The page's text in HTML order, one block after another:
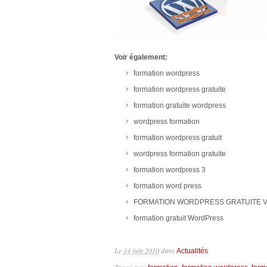
Voir également:
formation wordpress
formation wordpress gratuite
formation gratuite wordpress
wordpress formation
formation wordpress gratuit
wordpress formation gratuite
formation wordpress 3
formation word press
FORMATION WORDPRESS GRATUITE
formation gratuit WordPress
Le 14 juin 2010dans Actualités